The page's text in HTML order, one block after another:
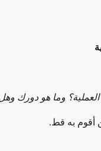
وما هو دورك وهل
أقوم به قط.